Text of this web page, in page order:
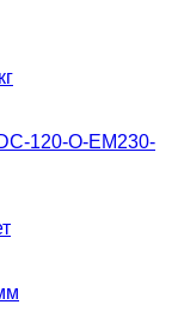
120-O-EM230-